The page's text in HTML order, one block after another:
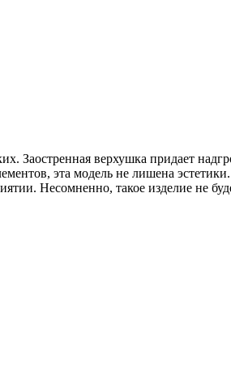
Заостренная верхушка придает
эта модель не лишена
Несомненно, такое изделие не